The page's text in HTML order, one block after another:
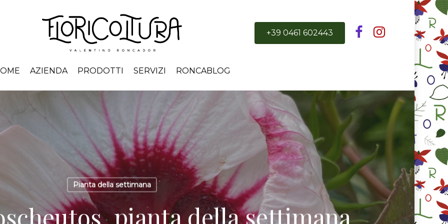
+39 0461 602443
AZIENDA PRODOTTI SERVIZI RONCABLOG
Pianta della settimana
pianta della settimana